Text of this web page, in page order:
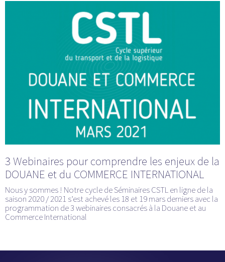
3 Webinaires pour comprendre les enjeux de la
DOUANE et du COMMERCE INTERNATIONAL
Nous y sommes ! Notre cycle de Séminaires CSTL en ligne de la
saison 2020 / 2021 s’est achevé les 18 et 19 mars derniers avec la
programmation de 3 webinaires consacrés à la Douane et au
Commerce International